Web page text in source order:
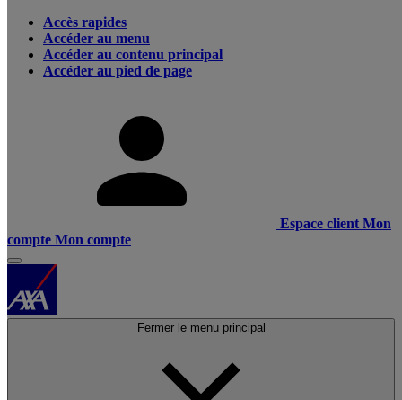
Accès rapides
Accéder au menu
Accéder au contenu principal
Accéder au pied de page
Espace client Mon
compte Mon compte
Fermer le menu principal